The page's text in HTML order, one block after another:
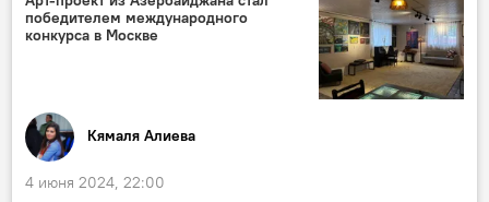
Руслан Лунев
Стрельба
победителем международного
конкурса в Москве
Кямаля Алиева
4 июня 2024, 22:00